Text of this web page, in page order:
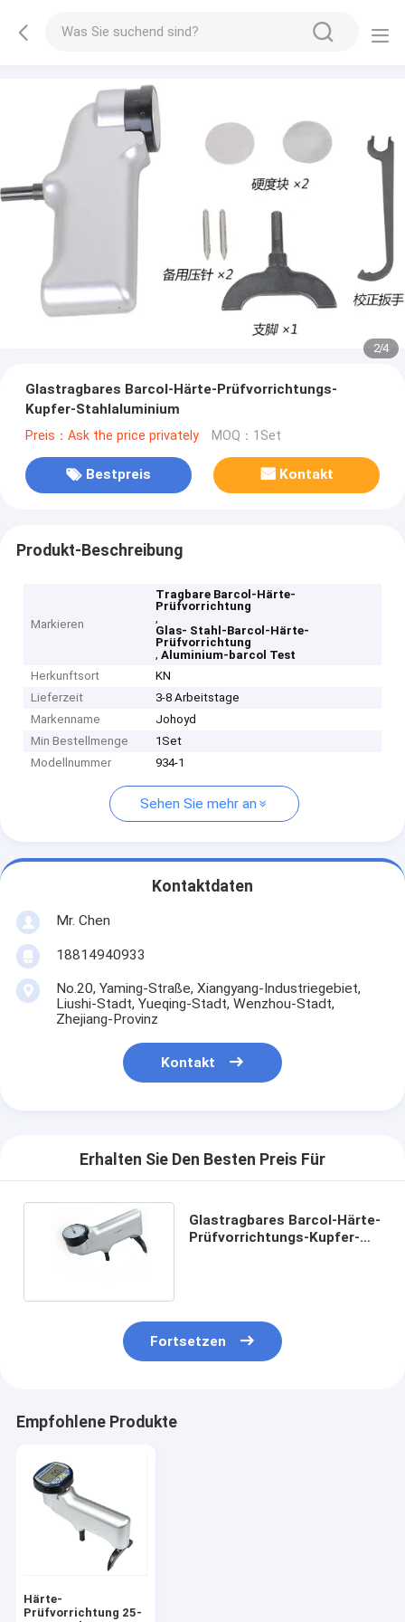
2/4
Glastragbares Barcol-Härte-Prüfvorrichtungs-
Kupfer-Stahlaluminium
Preis：Ask the price privately MOQ：1Set
Bestpreis Kontakt
Produkt-Beschreibung
Markieren
Tragbare Barcol-Härte-
Prüfvorrichtung
,
Glas- Stahl-Barcol-Härte-
Prüfvorrichtung
,Aluminium-barcol Test
Herkunftsort
KN
Lieferzeit
3-8 Arbeitstage
Markenname
Johoyd
Min Bestellmenge
1Set
Modellnummer
934-1
Sehen Sie mehr an
Kontaktdaten
Mr. Chen
18814940933
No.20, Yaming-Straße, Xiangyang-Industriegebiet,
Liushi-Stadt, Yueqing-Stadt, Wenzhou-Stadt,
Zhejiang-Provinz
Kontakt
Erhalten Sie Den Besten Preis Für
Glastragbares Barcol-Härte-
Prüfvorrichtungs-Kupfer-
Fortsetzen
Empfohlene Produkte
Härte-
Prüfvorrichtung 25-